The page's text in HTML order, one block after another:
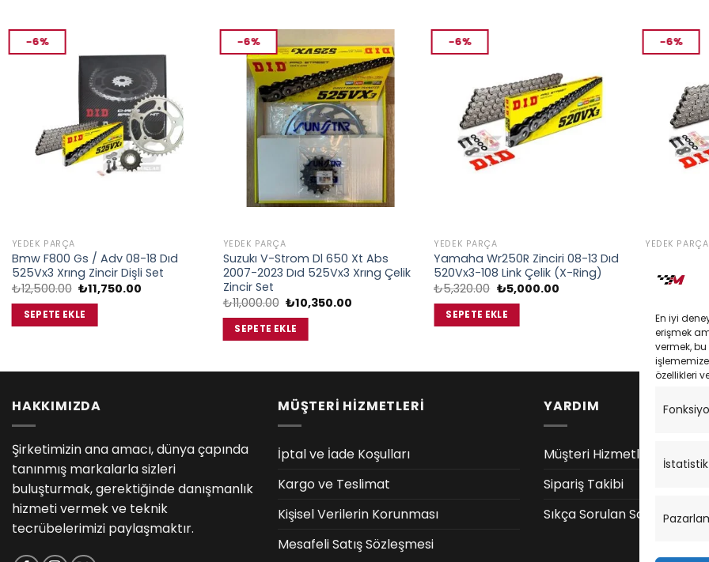
En iyi
erişmek
vermek,
özellikleri
İstatistik
-6%
YEDEK PARÇA
Bmw F800 Gs / Adv 08-18 Dıd
525Vx3 Xrıng Zincir Dişli Set
₺12,500.00 Orijinal
fiyat:
₺12,500.00.
₺11,750.00
SEPETE EKLE
-6%
YEDEK PARÇA
Suzukı V-Strom Dl 650 Xt Abs
2007-2023 Dıd 525Vx3 Xrıng Çelik
Zincir Set
₺11,000.00 Orijinal
fiyat:
₺11,000.00.
₺10,350.00Şu
SEPETE EKLE
-6%
YEDEK PARÇA
Yamaha Wr250R Zinciri 08-13 Dıd
520Vx3-108 Link Çelik (X-Ring)
₺5,320.00 Orijinal
fiyat:
₺5,320.00.
₺5,000.00Şu
SEPETE EKLE
-6%
YEDEK PARÇA
525Vx3
6,225.00
SEPETE
HAKKIMIZDA
Şirketimizin ana amacı, dünya çapında
tanınmış markalarla sizleri
buluşturmak, gerektiğinde danışmanlık
hizmeti vermek ve teknik
tecrübelerimizi paylaşmaktır.
MÜŞTERİ HİZMETLERİ
İptal ve İade Koşulları
Kargo ve Teslimat
Kişisel Verilerin Korunması
Mesafeli Satış Sözleşmesi
YARDIM
Müşteri Hizmetleri
Sipariş Takibi
Sıkça Sorulan Sorular